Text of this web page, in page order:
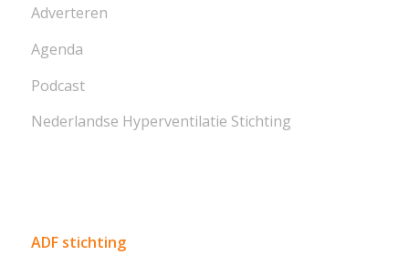
Adverteren
Agenda
Podcast
Nederlandse Hyperventilatie Stichting
ADF stichting